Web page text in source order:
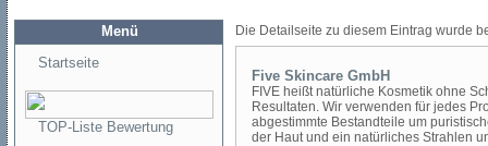
Menü
Startseite
TOP-Liste Bewertung
Die Detailseite zu diesem Eintrag wurde
Five Skincare GmbH
FIVE heißt natürliche Kosmetik ohne
Resultaten. Wir verwenden für jedes
abgestimmte Bestandteile um
der Haut und ein natürliches Strahlen